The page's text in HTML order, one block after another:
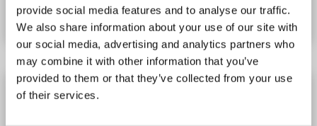
provide social media features and to analyse our traffic.
We also share information about your use of our site with
our social media, advertising and analytics partners who
may combine it with other information that you’ve
provided to them or that they’ve collected from your use
of their services.
Fiche technique Détails
HNRNPC Kit ELISA